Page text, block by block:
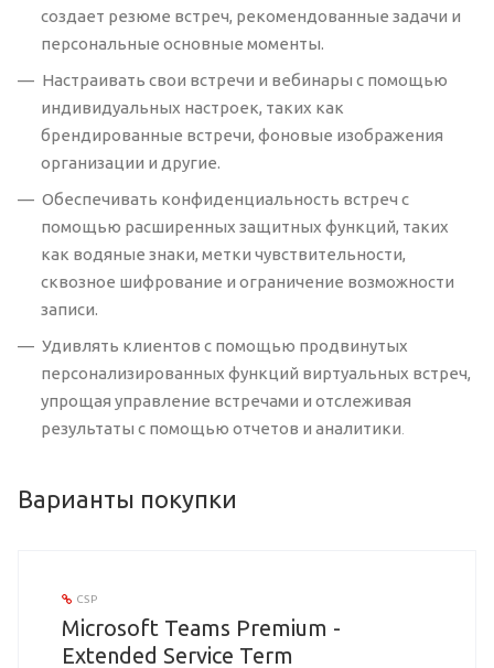
создает резюме встреч, рекомендованные задачи и
персональные основные моменты.
Настраивать свои встречи и вебинары с помощью
индивидуальных настроек, таких как
брендированные встречи, фоновые изображения
организации и другие.
Обеспечивать конфиденциальность встреч с
помощью расширенных защитных функций, таких
как водяные знаки, метки чувствительности,
сквозное шифрование и ограничение возможности
записи.
Удивлять клиентов с помощью продвинутых
персонализированных функций виртуальных встреч,
упрощая управление встречами и отслеживая
результаты с помощью отчетов и аналитики
Варианты покупки
CSP
Microsoft Teams Premium -
Extended Service Term